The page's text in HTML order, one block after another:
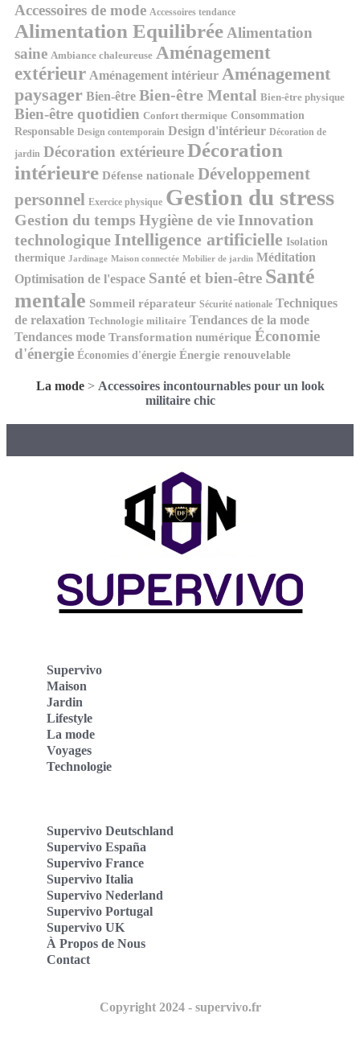
Accessoires de mode Accessoires tendance
Alimentation Equilibrée Alimentation
saine Ambiance chaleureuse Aménagement
extérieur Aménagement intérieur Aménagement
paysager Bien-être Bien-être Mental Bien-être physique
Bien-être quotidien Confort thermique Consommation
Responsable Design contemporain Design d'intérieur Décoration de
jardin Décoration extérieureDécoration
intérieure Défense nationale Développement
personnel Exercice physique Gestion du stress
Gestion du temps Hygiène de vie Innovation
technologique Intelligence artificielle Isolation
thermique Jardinage Maison connectée Mobilier de jardin Méditation
Optimisation de l'espace Santé et bien-être Santé
mentale Sommeil réparateur Sécurité nationale Techniques
de relaxation Technologie militaire Tendances de la mode
Tendances mode Transformation numérique Économie
d'énergie Économies d'énergie Énergie renouvelable
La mode> Accessoires incontournables pour un look
militaire chic
Supervivo
Maison
Jardin
Lifestyle
La mode
Voyages
Technologie
Supervivo Deutschland
Supervivo España
Supervivo France
Supervivo Italia
Supervivo Nederland
Supervivo Portugal
Supervivo UK
À Propos de Nous
Contact
Copyright 2024 - supervivo.fr